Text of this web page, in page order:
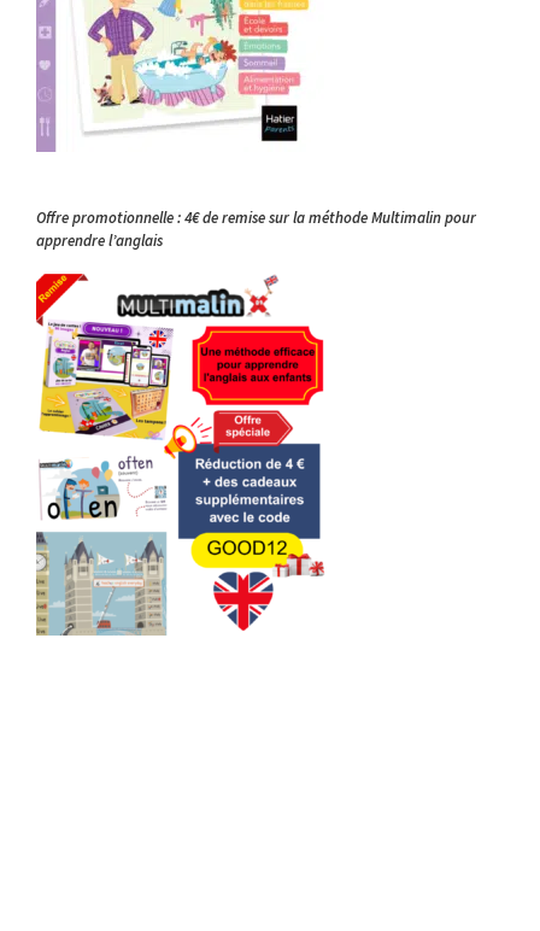
Offre promotionnelle : 4€ de remise sur la méthode Multimalin pour
apprendre l’anglais